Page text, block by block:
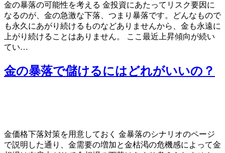
金の暴落の可能性を考える 金投資にあたってリスク要因に
なるのが、金の急激な下落、つまり暴落です。どんなもので
も永久にあがり続けるものなどありませんから、金も永遠に
上がり続けることはありません。 ここ最近上昇傾向が続い
てい…
金の暴落で儲けるにはどれがいいの？
金価格下落対策を用意しておく 金暴落のシナリオのページ
で説明した通り、金需要の増加と金枯渇の危機感によって金